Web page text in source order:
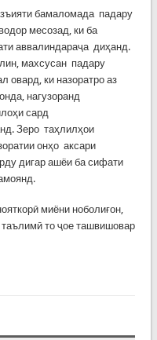
бамаломада падару
месозад, ки ба
аввалиндараҷа диҳанд.
махсусан падару
овард, ки назоратро аз
нагузоранд
сард
Зеро таҳлилҳои
онҳо аксари
дигар ашёи ба сифати
миёни ноболиғон,
то ҷое ташвишовар